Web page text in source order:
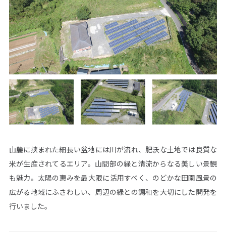
ウエストグループについて
グループ情報
企業情報
サステナビリティ
環境活動
社会活動
ガバナンス
事業領域
再生可能エネルギー事業
省エネ事業
グリーン電力事業
CS事業
海外事業
施工実績
株主・投資家情報
トップメッセージ
IRニュース IRカレンダー
決算短信
有価証券報告書
株主総会 株式情報
電子公告
事業計画
IRポリシー・免責事項
山麓に挟まれた細長い盆地には川が流れ、肥沃な土地では良質な
米が生産されてるエリア。山間部の緑と清流からなる美しい景観
も魅力。太陽の恵みを最大限に活用すべく、のどかな田園風景の
広がる地域にふさわしい、周辺の緑との調和を大切にした開発を
行いました。